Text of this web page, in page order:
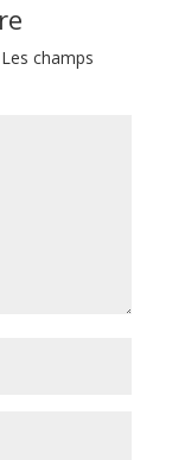
Les champs